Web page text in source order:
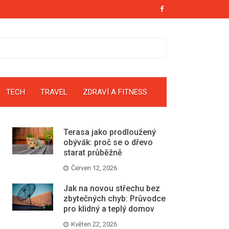
TECH TRAVEL ZDRAVÍ A FITNESS
Terasa jako prodloužený
obývák: proč se o dřevo
starat průběžně
Červen 12, 2026
Jak na novou střechu bez
zbytečných chyb: Průvodce
pro klidný a teplý domov
Květen 22, 2026